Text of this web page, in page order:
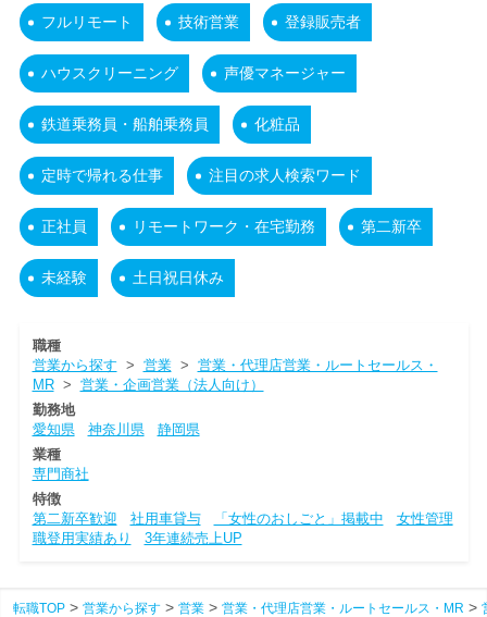
フルリモート 技術営業 登録販売者
ハウスクリーニング 声優マネージャー
鉄道乗務員・船舶乗務員 化粧品
定時で帰れる仕事 注目の求人検索ワード
正社員 リモートワーク・在宅勤務 第二新卒
未経験 土日祝日休み
職種
営業から探す > 営業> 営業・代理店営業・ルートセールス・
MR> 営業・企画営業（法人向け）
勤務地
愛知県
神奈川県
静岡県
業種
専門商社
特徴
第二新卒歓迎
社用車貸与 「女性のおしごと」掲載中
女性管理
職登用実績あり
3年連続売上UP
転職TOP 営業から探す 営業 営業・代理店営業・ルートセールス・MR